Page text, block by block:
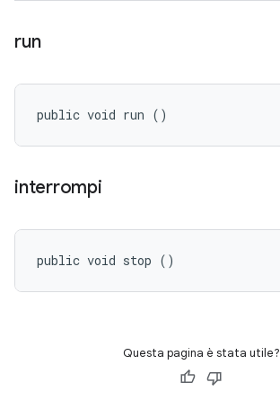
run
public void run ()
interrompi
public void stop ()
Questa pagina è stata utile?